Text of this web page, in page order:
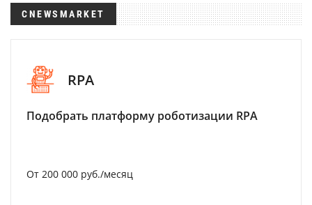
CNEWSMARKET
RPA
Подобрать платформу роботизации RPA
От 200 000 руб./месяц